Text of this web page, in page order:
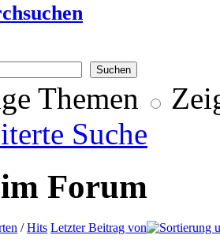
Themen
Suche
Forum
/Hits Letzter Beitrag von